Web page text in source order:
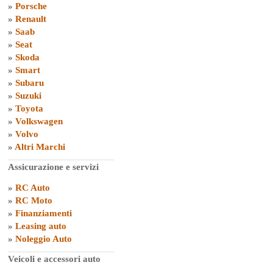
» Porsche
» Renault
» Saab
» Seat
» Skoda
» Smart
» Subaru
» Suzuki
» Toyota
» Volkswagen
» Volvo
» Altri Marchi
Assicurazione e servizi
» RC Auto
» RC Moto
» Finanziamenti
» Leasing auto
» Noleggio Auto
Veicoli e accessori auto